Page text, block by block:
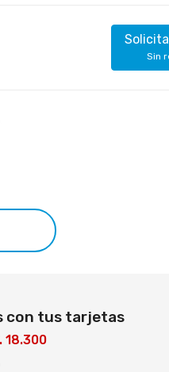
Sin
con tus tarjetas
18.300